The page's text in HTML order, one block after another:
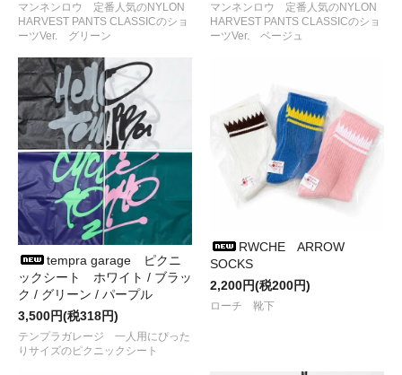
●2025/ 4/25RIDGE MOUNTAIN GEARから Neck Wrap Towel
が入荷しました
●2025/ 4/23
SPECTATOR
単行本「パソコンとヒッピー」
が入荷しました
●2025/ 4/21WALLA WALLA SPORT
SLEEVE TEE が入荷しました
●2025/ 4/20Chaos Fishing Club の 手ぬぐいとJet Cap が入
荷しました
●2025/ 4/19SAY HELLO×Chaos Fishing Club の 半袖シャツ
と麦わら帽子が入荷しました
●2025/ 4/18tempra cycle＆garage から クージーが再入荷と
新作マグネットが入荷しました
●2025/ 4/18 COTTON PANからシルクスクリーンプリント
シャツが入荷しました
●2025/ 4/12RIDGE MOUNTAIN GEARからAlpha Full Zip
Hoodieが入荷しました
●2025/ 4/11迷迭香からNYLON HARVEST TRAINER
ました
●2025/ 4/ 4RIDGE MOUNTAIN GEAR から
が再入荷しました
●2025/ 4/ 1 tempraから
マンネンロウ 定番人気のNYLON
HARVEST PANTS CLASSICのショ
ーツVer. グリーン
マンネンロウ 定番人気のNYLON
HARVEST PANTS CLASSICのショ
ーツVer. ベージュ
tempra garage ピクニ
ックシート ホワイト / ブラッ
ク / グリーン / パープル
3,500円(税318円)
テンプラガレージ 一人用にぴった
りサイズのピクニックシート
RWCHE ARROW
SOCKS
2,200円(税200円)
ローチ 靴下